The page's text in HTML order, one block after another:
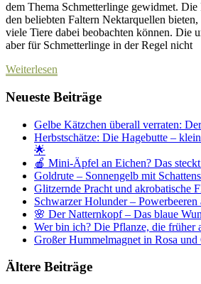
dem Thema Schmetterlinge gewidmet. Die
den beliebten Faltern Nektarquellen
viele Tiere dabei beobachten können. Die
aber für Schmetterlinge in der Regel nicht
Weiterlesen
Neueste Beiträge
Gelbe Kätzchen überall verraten:
Herbstschätze: Die Hagebutte –
🌟
🍎 Mini-Äpfel an Eichen? Das
Goldrute – Sonnengelb mit
Glitzernde Pracht und akrobatische
Schwarzer Holunder –
🌸 Der Natternkopf – Das blaue
Wer bin ich? Die Pflanze, die früher
Großer Hummelmagnet in Rosa und
Ältere Beiträge